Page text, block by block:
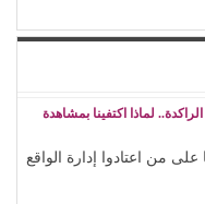
لماذا اكتفينا بمشاهدة
على من اعتادوا إدارة الواقع